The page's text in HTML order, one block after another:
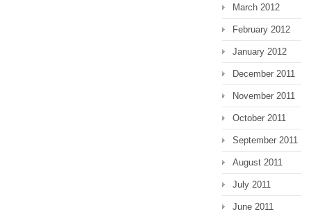
March 2012
February 2012
January 2012
December 2011
November 2011
October 2011
September 2011
August 2011
July 2011
June 2011